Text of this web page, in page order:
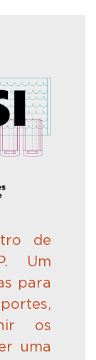
de
Um
para
os
uma